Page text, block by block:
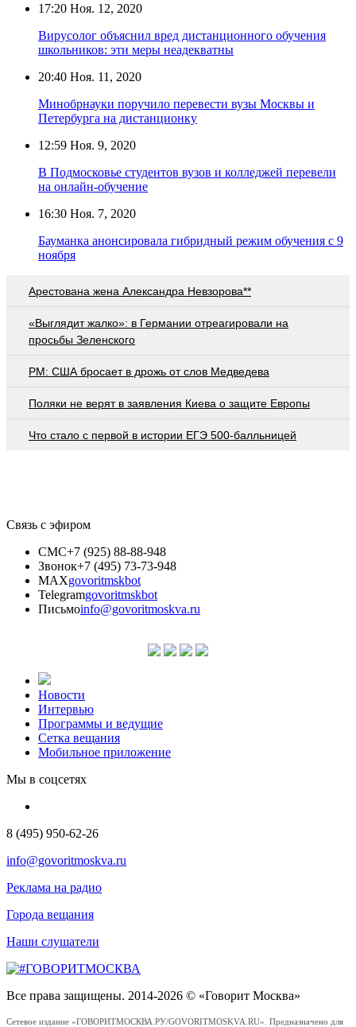
17:20 Ноя. 12, 2020
Вирусолог объяснил вред дистанционного обучения
школьников: эти меры неадекватны
20:40 Ноя. 11, 2020
Минобрнауки поручило перевести вузы Москвы и
Петербурга на дистанционку
12:59 Ноя. 9, 2020
В Подмосковье студентов вузов и колледжей перевели
на онлайн-обучение
16:30 Ноя. 7, 2020
Бауманка анонсировала гибридный режим обучения с 9
ноября
Арестована жена Александра Невзорова**
«Выглядит жалко»: в Германии отреагировали на
просьбы Зеленского
PM: США бросает в дрожь от слов Медведева
Поляки не верят в заявления Киева о защите Европы
Что стало с первой в истории ЕГЭ 500-балльницей
Связь с эфиром
СМС+7 (925) 88-88-948
Звонок+7 (495) 73-73-948
MAXgovoritmskbot
Telegramgovoritmskbot
Письмоinfo@govoritmoskva.ru
Новости
Интервью
Программы и ведущие
Сетка вещания
Мобильное приложение
Мы в соцсетях
8 (495) 950-62-26
info@govoritmoskva.ru
Реклама на радио
Города вещания
Наши слушатели
Все права защищены. 2014-2026 © «Говорит Москва»
Сетевое издание «ГОВОРИТМОСКВА.РУ/GOVORITMOSKVA.RU». Предназначено для